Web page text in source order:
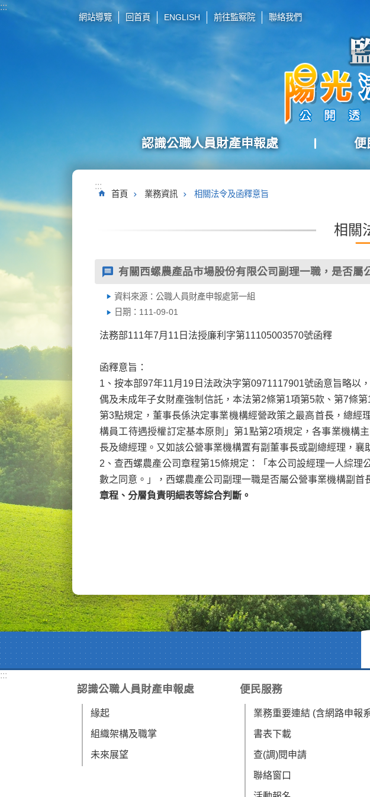
跳到主要內容區塊
:::
網站導覽 回首頁 ENGLISH 前往監察院 聯絡我們
認識公職人員財產申報處 便
:::
首頁 業務資訊 相關法令及函釋意旨
相關
有關西螺農產品市場股份有限公司副理一職，是否屬
資料來源：公職人員財產申報處第一組
日期：111-09-01
法務部111年7月11日法授廉利字第11105003570號函釋
函釋意旨：
1、按本部97年11月19日法政決字第0971117901號函意旨略以
偶及未成年子女財產強制信託，本法第2條第1項第5款、第7條
第3點規定，董事長係決定事業機構經營政策之最高首長，總
構員工待遇授權訂定基本原則」第1點第2項規定，各事業機構
長及總經理。又如該公營事業機構置有副董事長或副總經理，
2、查西螺農產公司章程第15條規定：「本公司設經理一人綜
數之同意。」，西螺農產公司副理一職是否屬公營事業機構副首
章程、分層負責明細表等綜合判斷。
:::
認識公職人員財產申報處
緣起
組織架構及職掌
未來展望
便民服務
業務重要連結 (含網路申報
書表下載
查(調)閱申請
聯絡窗口